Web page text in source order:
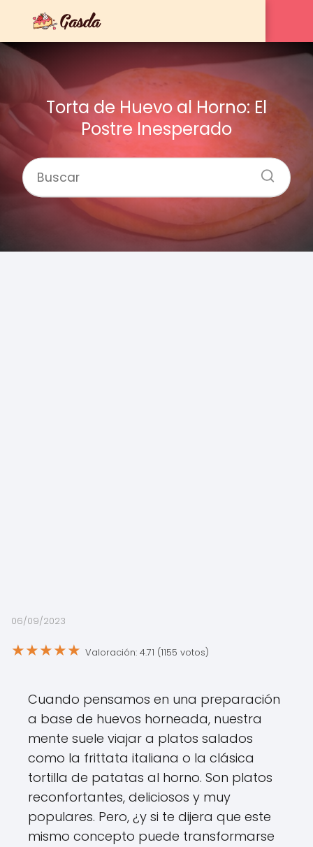
Torta de Huevo al Horno: El
Postre Inesperado
06/09/2023
★★★★★ Valoración: 4.71 (1155 votos)
Cuando pensamos en una preparación
a base de huevos horneada, nuestra
mente suele viajar a platos salados
como la frittata italiana o la clásica
tortilla de patatas al horno. Son platos
reconfortantes, deliciosos y muy
populares. Pero, ¿y si te dijera que este
mismo concepto puede transformarse